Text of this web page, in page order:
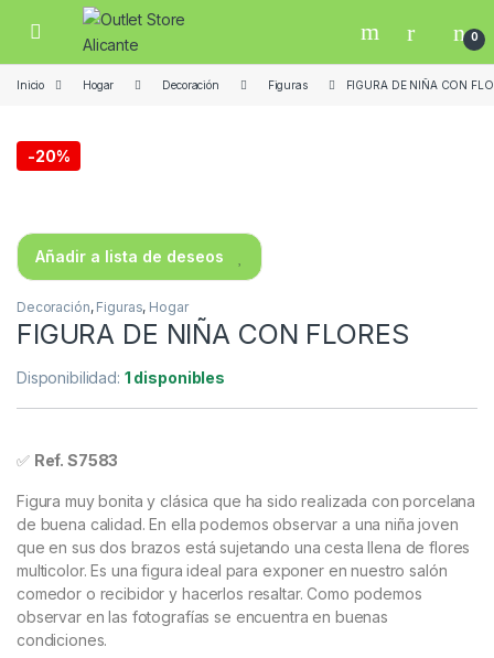
Skip to navigation
Skip to content
Open 0
Inicio Hogar Decoración Figuras FIGURA DE NIÑA CON
-20%
Añadir a lista de deseos
Decoración, Figuras, Hogar
FIGURA DE NIÑA CON FLORES
Disponibilidad: 1 disponibles
✅ Ref. S7583
Figura muy bonita y clásica que ha sido realizada con porcelana
de buena calidad. En ella podemos observar a una niña joven
que en sus dos brazos está sujetando una cesta llena de flores
multicolor. Es una figura ideal para exponer en nuestro salón
comedor o recibidor y hacerlos resaltar. Como podemos
observar en las fotografías se encuentra en buenas
condiciones.